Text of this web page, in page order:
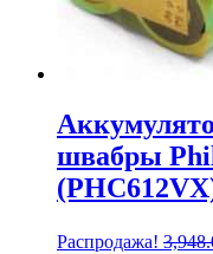
швабры
Распродажа!